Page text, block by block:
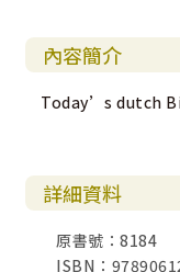
內容簡介
Today’s dutch
詳細資料
原書號：8184
ISBN：